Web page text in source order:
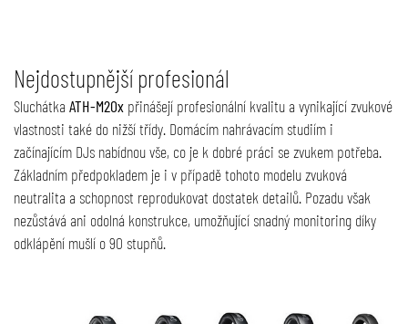
Nejdostupnější profesionál
Sluchátka ATH-M20xpřinášejí profesionální kvalitu a vynikající zvukové
vlastnosti také do nižší třídy. Domácím nahrávacím studiím i
začínajícím DJs nabídnou vše, co je k dobré práci se zvukem potřeba.
Základním předpokladem je i v případě tohoto modelu zvuková
neutralita a schopnost reprodukovat dostatek detailů. Pozadu však
nezůstává ani odolná konstrukce, umožňující snadný monitoring díky
odklápění mušlí o 90 stupňů.